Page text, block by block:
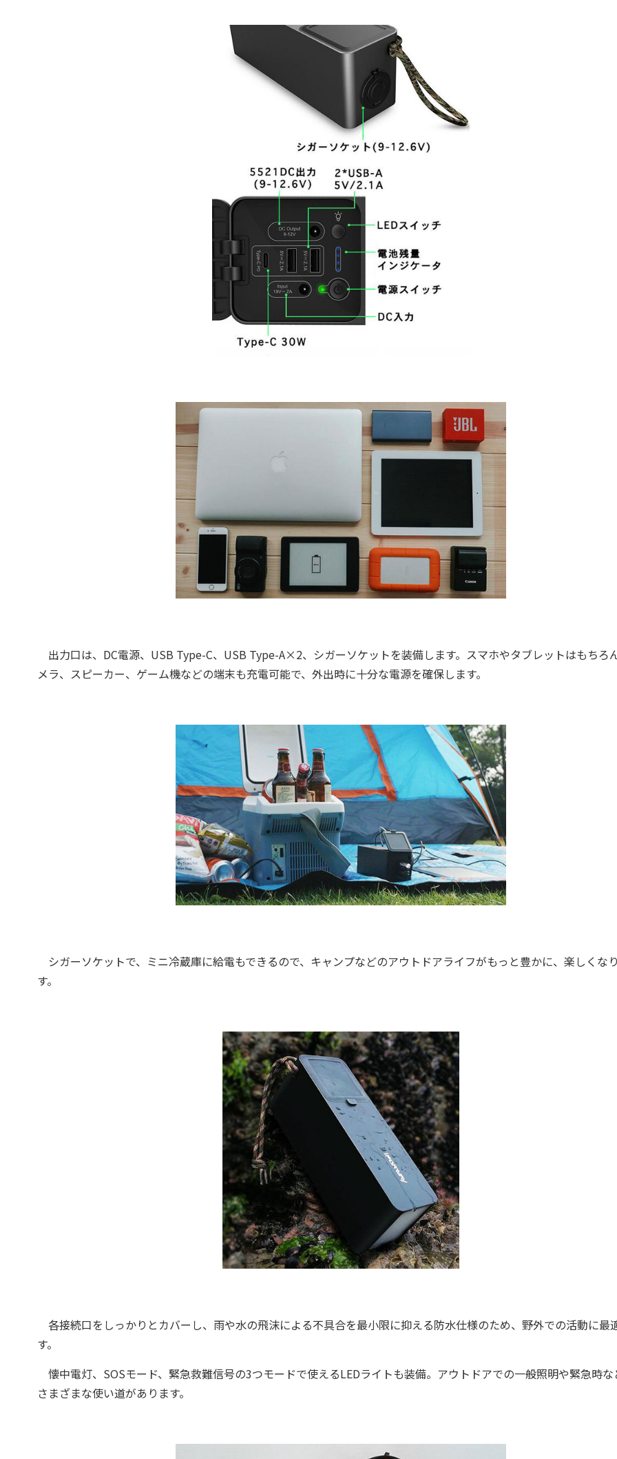
出力口は、DC電源、USB Type-C、USB Type-A×2、シガーソケットを装備します。スマホやタブレットはもちろ
メラ、スピーカー、ゲーム機などの端末も充電可能で、外出時に十分な電源を確保します。
シガーソケットで、ミニ冷蔵庫に給電もできるので、キャンプなどのアウトドアライフがもっと豊かに、楽しくな
す。
各接続口をしっかりとカバーし、雨や水の飛沫による不具合を最小限に抑える防水仕様のため、野外での活動に最
す。
懐中電灯、SOSモード、緊急救難信号の3つモードで使えるLEDライトも装備。アウトドアでの一般照明や緊急時な
さまざまな使い道があります。